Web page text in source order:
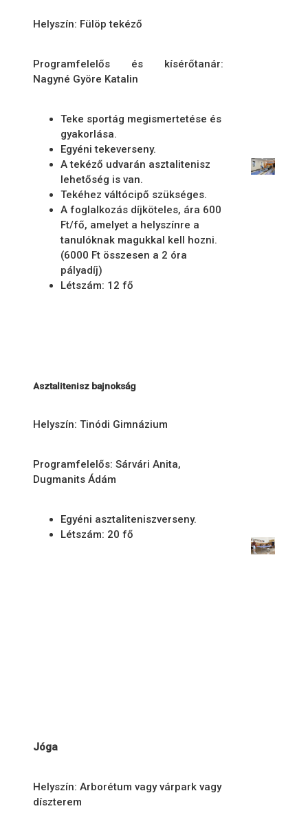
Helyszín: Fülöp tekéző
Programfelelős és kísérőtanár:
Nagyné Györe Katalin
Teke sportág megismertetése és
gyakorlása.
Egyéni tekeverseny.
A tekéző udvarán asztalitenisz
lehetőség is van.
Tekéhez váltócipő szükséges.
A foglalkozás díjköteles, ára 600
Ft/fő, amelyet a helyszínre a
tanulóknak magukkal kell hozni.
(6000 Ft összesen a 2 óra
pályadíj)
Létszám: 12 fő
Asztalitenisz bajnokság
Helyszín: Tinódi Gimnázium
Programfelelős: Sárvári Anita,
Dugmanits Ádám
Egyéni asztaliteniszverseny.
Létszám: 20 fő
Jóga
Helyszín: Arborétum vagy várpark vagy
díszterem